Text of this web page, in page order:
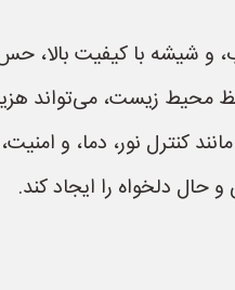
و شیشه با کیفیت بالا،
محیط زیست، می‌تواند
کنترل نور، دما، و
دلخواه را ایجاد کند.